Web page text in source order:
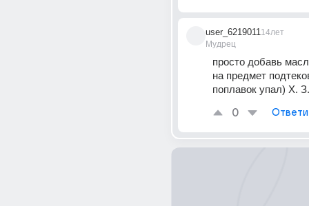
user_6219011
Мудрец
14лет
просто добавь
на предмет
поплавок упал) Х. З.
0